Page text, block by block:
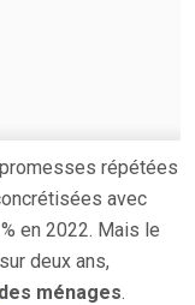
répétées
avec
en 2022. Mais le
deux ans,
des ménages.